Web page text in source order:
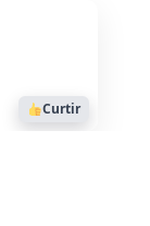
Curtir